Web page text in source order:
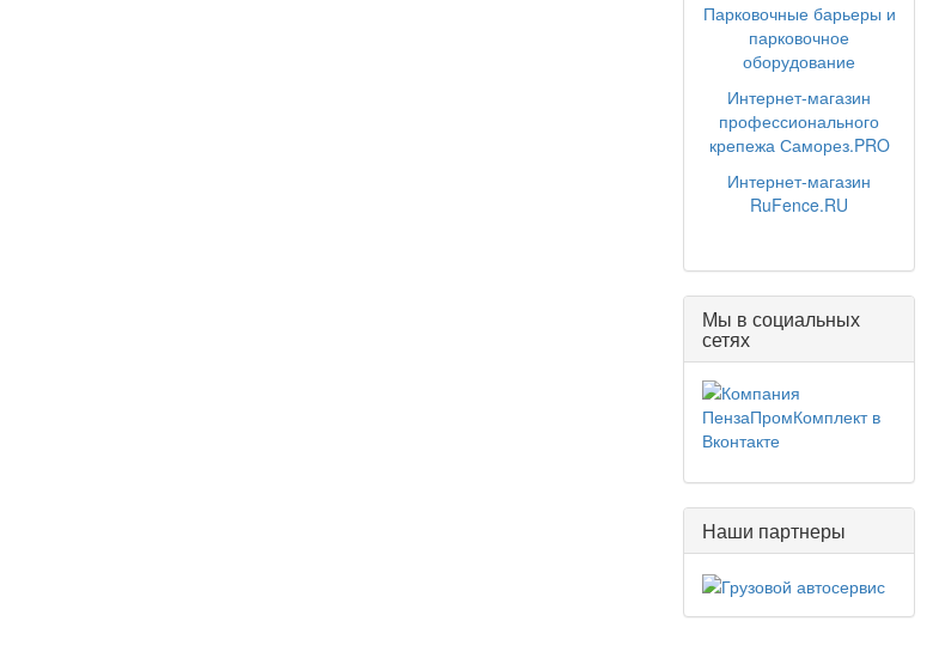
Парковочные барьеры и
парковочное
оборудование
Интернет-магазин
профессионального
крепежа Саморез.PRO
Интернет-магазин
RuFence.RU
Мы в социальных
сетях
Наши партнеры